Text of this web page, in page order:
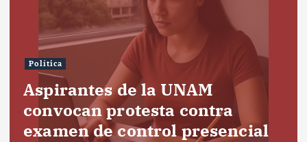
Política
Aspirantes de la UNAM
convocan protesta contra
examen de control presencial